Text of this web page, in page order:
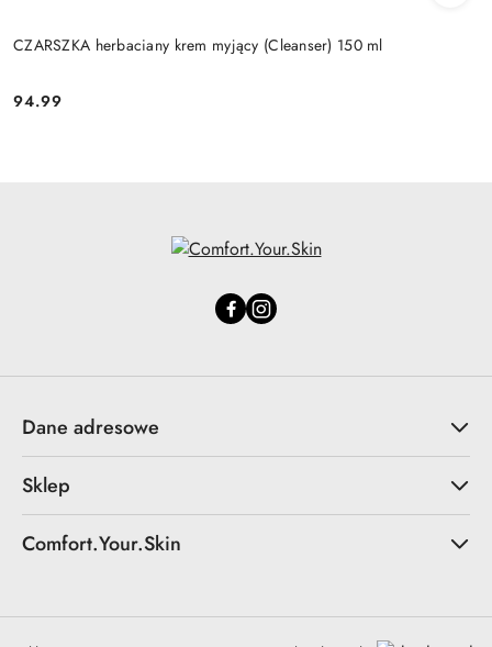
CZARSZKA herbaciany krem myjący (Cleanser) 150 ml
Cena:
94.99
Dane adresowe
Sklep
Comfort.Your.Skin